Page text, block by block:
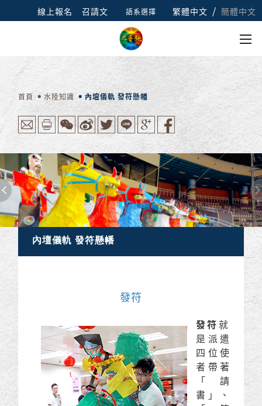
線上報名 召請文 語系選擇 繁體中文 / 簡體中文
首頁 水陸知識 內壇儀軌 發符懸幡
內壇儀軌 發符懸幡
發符
發符就
是派遣
四位使
者帶著
「請
書」、